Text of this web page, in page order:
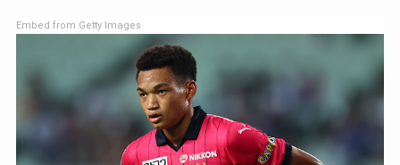
Embed from Getty Images